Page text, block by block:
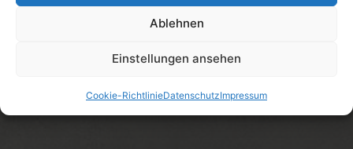
Ablehnen
Einstellungen ansehen
Cookie-RichtlinieDatenschutzImpressum